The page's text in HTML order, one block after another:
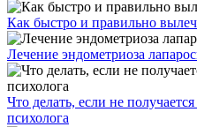
Как быстро и правильно
Лечение эндометриоза
Что делать, если не
психолога